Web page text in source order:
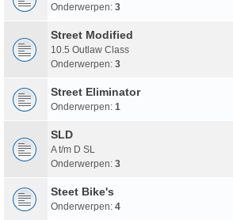
Onderwerpen: 3
Street Modified
10.5 Outlaw Class
Onderwerpen: 3
Street Eliminator
Onderwerpen: 1
SLD
A t/m D SL
Onderwerpen: 3
Steet Bike's
Onderwerpen: 4